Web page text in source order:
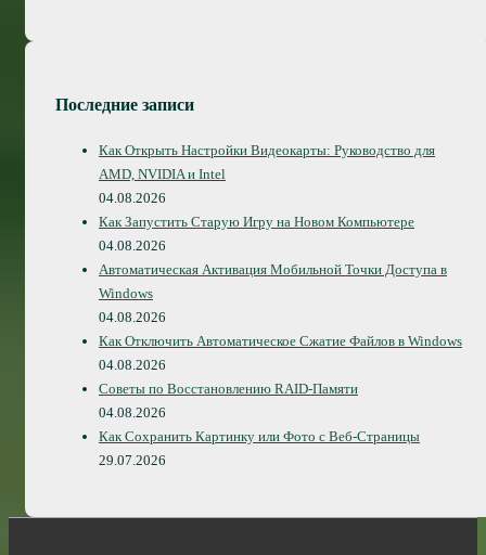
Последние записи
Как Открыть Настройки Видеокарты: Руководство для
AMD, NVIDIA и Intel
04.08.2026
Как Запустить Старую Игру на Новом Компьютере
04.08.2026
Автоматическая Активация Мобильной Точки Доступа в
Windows
04.08.2026
Как Отключить Автоматическое Сжатие Файлов в Windows
04.08.2026
Советы по Восстановлению RAID-Памяти
04.08.2026
Как Сохранить Картинку или Фото с Веб-Страницы
29.07.2026